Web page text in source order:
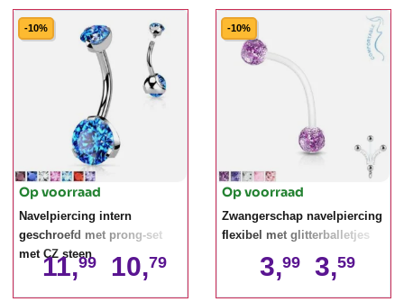
-10%
Op voorraad
Navelpiercing intern
geschroefd met prong-set
met CZ steen
11,99 10,79
-10%
Op voorraad
Zwangerschap navelpiercing
flexibel met glitterballetjes
3,99 3,59